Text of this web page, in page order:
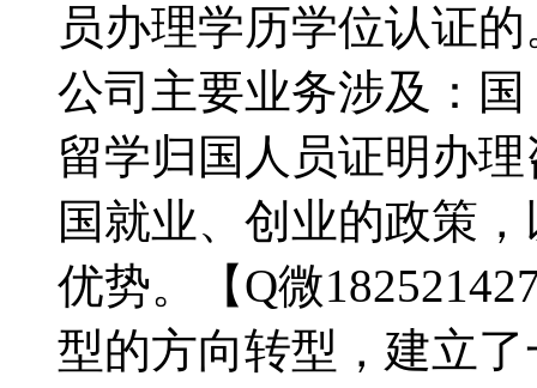
员办理学历学位认证
公司主要业务涉及：
留学归国人员证明办
国就业、创业的政策
优势。【Q微
型的方向转型，建立